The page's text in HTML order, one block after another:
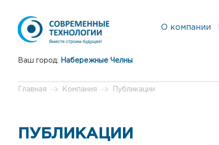
О компании
Ваш город: Набережные Челны
Главная Компания Публикации
ПУБЛИКАЦИИ